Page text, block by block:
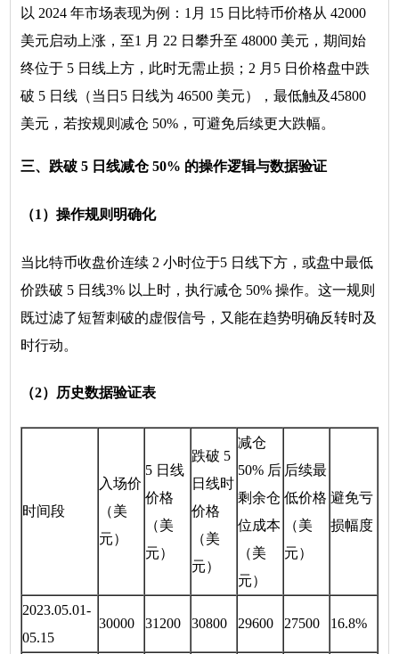
以 2024 年市场表现为例：1月 15 日比特币价格从 42000
美元启动上涨，至1 月 22 日攀升至 48000 美元，期间始
终位于 5 日线上方，此时无需止损；2 月5 日价格盘中跌
破 5 日线（当日5 日线为 46500 美元），最低触及45800
美元，若按规则减仓 50%，可避免后续更大跌幅。
三、跌破 5 日线减仓 50% 的操作逻辑与数据验证
（1）操作规则明确化
当比特币收盘价连续 2 小时位于5 日线下方，或盘中最低
价跌破 5 日线3% 以上时，执行减仓 50% 操作。这一规则
既过滤了短暂刺破的虚假信号，又能在趋势明确反转时及
时行动。
（2）历史数据验证表
时间段
入场价
（美
元）
5 日线
价格
（美
元）
跌破 5
日线时
价格
（美
元）
减仓
50% 后
剩余仓
位成本
（美
元）
后续最
低价格
（美
元）
避免亏
损幅度
2023.05.01-
05.15
30000 31200 30800 29600 27500 16.8%